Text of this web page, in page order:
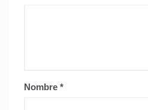
Nombre *